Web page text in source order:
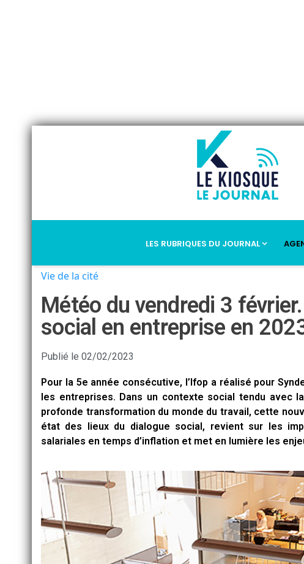
LES RUBRIQUES DU JOURNAL
Vie de la cité
Météo du vendredi 3
social en entreprise en
Publié le 02/02/2023
Pour la 5e année consécutive, l’Ifop a réalisé pour
les entreprises. Dans un contexte social tendu avec
profonde transformation du monde du travail, cette
état des lieux du dialogue social, revient sur les
salariales en temps d’inflation et met en lumière les